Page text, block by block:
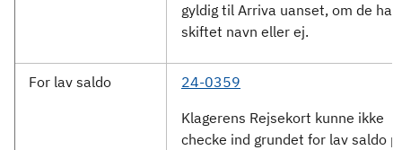
gyldig til Arriva uanset, om de
skiftet navn eller ej.
For lav saldo
24-0359
Klagerens Rejsekort kunne ikke
checke ind grundet for lav saldo